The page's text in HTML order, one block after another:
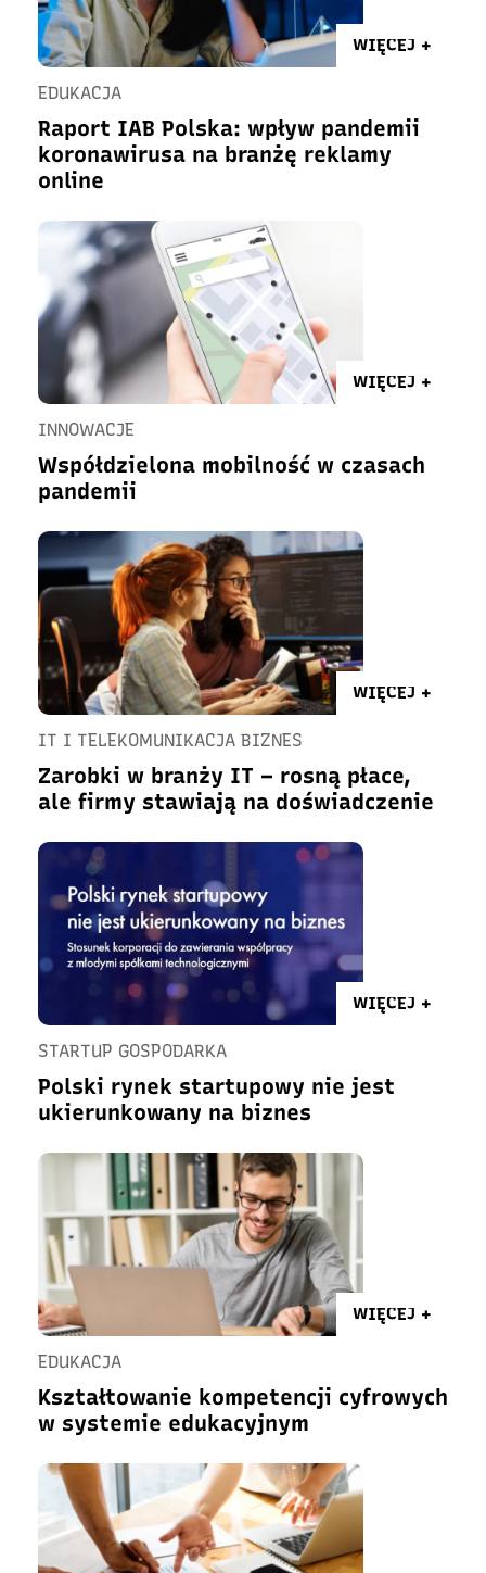
WIĘCEJ +
EDUKACJA
Raport IAB Polska: wpływ pandemii
koronawirusa na branżę reklamy
online
WIĘCEJ +
INNOWACJE
Współdzielona mobilność w czasach
pandemii
WIĘCEJ +
IT I TELEKOMUNIKACJA BIZNES
Zarobki w branży IT – rosną płace,
ale firmy stawiają na doświadczenie
WIĘCEJ +
STARTUP GOSPODARKA
Polski rynek startupowy nie jest
ukierunkowany na biznes
WIĘCEJ +
EDUKACJA
Kształtowanie kompetencji cyfrowych
w systemie edukacyjnym